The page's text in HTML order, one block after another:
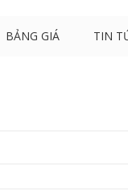
BẢNG GIÁ TIN